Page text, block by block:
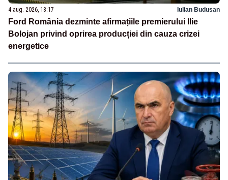
4 aug. 2026, 18:17 Iulian Budusan
Ford România dezminte afirmațiile premierului Ilie
Bolojan privind oprirea producției din cauza crizei
energetice